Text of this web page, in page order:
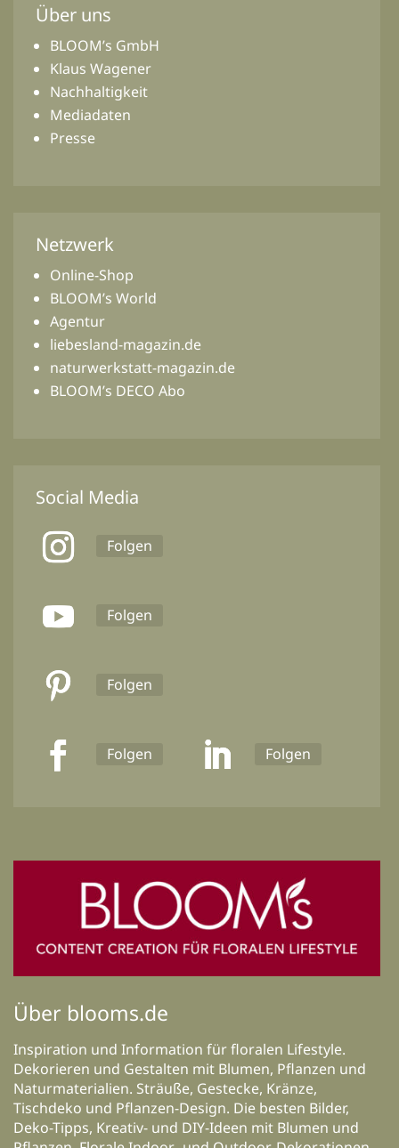
Über uns
BLOOM’s GmbH
Klaus Wagener
Nachhaltigkeit
Mediadaten
Presse
Netzwerk
Online-Shop
BLOOM’s World
Agentur
liebesland-magazin.de
naturwerkstatt-magazin.de
BLOOM’s DECO Abo
Social Media
Folgen
Folgen
Folgen
Folgen Folgen
Über blooms.de
Inspiration und Information für floralen Lifestyle.
Dekorieren und Gestalten mit Blumen, Pflanzen und
Naturmaterialien. Sträuße, Gestecke, Kränze,
Tischdeko und Pflanzen-Design. Die besten Bilder,
Deko-Tipps, Kreativ- und DIY-Ideen mit Blumen und